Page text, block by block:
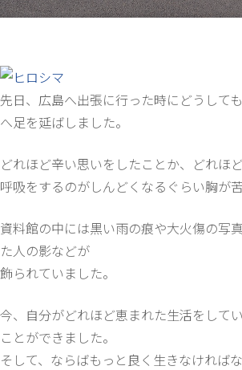
先日、広島へ出張に行った時にどうして
へ足を延ばしました。
どれほど辛い思いをしたことか、どれほ
呼吸をするのがしんどくなるぐらい胸が
資料館の中には黒い雨の痕や大火傷の写
た人の影などが
飾られていました。
今、自分がどれほど恵まれた生活をして
ことができました。
そして、ならばもっと良く生きなければ